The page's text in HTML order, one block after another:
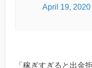
April 19, 2020
「稼ぎすぎると出金